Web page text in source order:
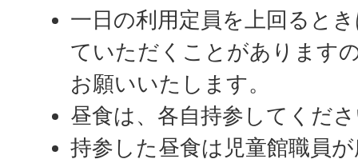
一日の利用定員を上回ると
ていただくことがあります
お願いいたします。
昼食は、各自持参してくだ
持参した昼食は児童館職員